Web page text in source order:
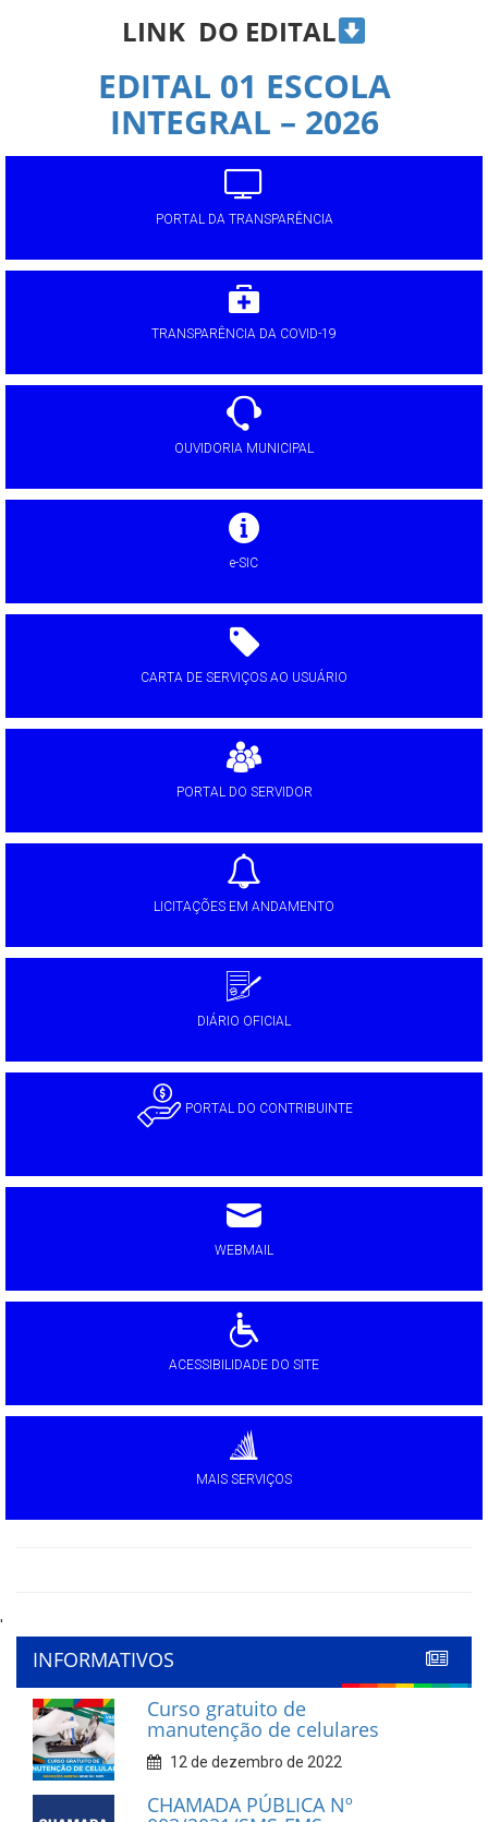
LINK DO EDITAL
EDITAL 01 ESCOLA
INTEGRAL – 2026
PORTAL DA TRANSPARÊNCIA
TRANSPARÊNCIA DA COVID-19
OUVIDORIA MUNICIPAL
e-SIC
CARTA DE SERVIÇOS AO USUÁRIO
PORTAL DO SERVIDOR
LICITAÇÕES EM ANDAMENTO
DIÁRIO OFICIAL
PORTAL DO CONTRIBUINTE
WEBMAIL
ACESSIBILIDADE DO SITE
MAIS SERVIÇOS
'
INFORMATIVOS
Curso gratuito de
manutenção de celulares
12 de dezembro de 2022
CHAMADA PÚBLICA Nº